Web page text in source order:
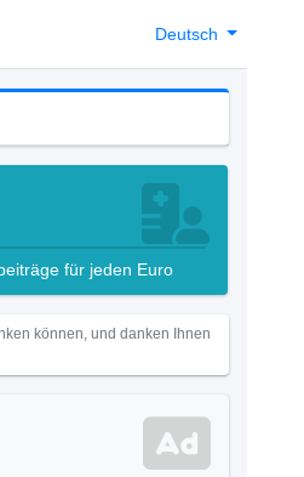
Deutsch
für jeden Euro
können, und danken Ihnen